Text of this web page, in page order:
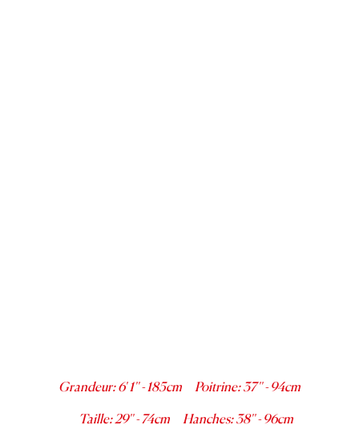
Grandeur:6' 1''-185cm Poitrine:37''- 94cm
Taille:29''-74cm Hanches:38''-96cm